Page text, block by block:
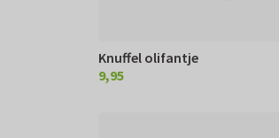
Knuffel olifantje
€ 9,95
9,95